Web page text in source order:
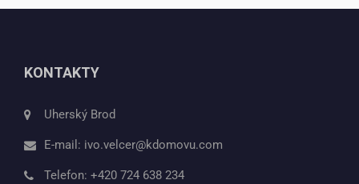
KONTAKTY
Uherský Brod
E-mail: ivo.velcer@kdomovu.com
Telefon: +420 724 638 234